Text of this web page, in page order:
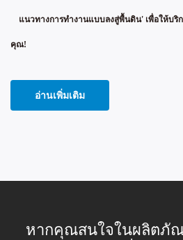
แนวทางการทำงานแบบลงสู่พื้นดิน' เพื่อให้บริ
คุณ!
อ่านเพิ่มเติม
หากคุณสนใจในผลิตภัณ